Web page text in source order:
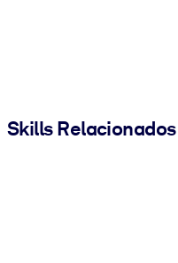
Skills Relacionados